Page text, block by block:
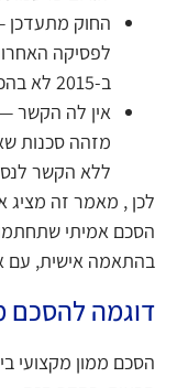
החוק מתעדכן
לפסיקה
ב-2015 לא בהכרח תקף ב-2026.
אין לה הקשר —
מזהה סכנות
ללא הקשר
לכן , מאמר זה
הסכם אמיתי שתחתמו
בהתאמה אישית, עם
דוגמה להסכם
הסכם ממון מקצועי